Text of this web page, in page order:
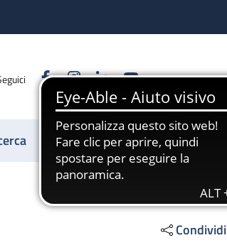
FacebookInstagram
LinkedinYouTube Cerca
Sostienici
Condividi